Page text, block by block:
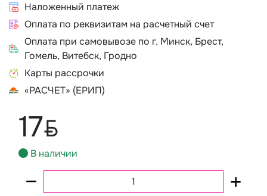
Наложенный платеж
Оплата по реквизитам на расчетный счет
Оплата при самовывозе по г. Минск, Брест,
Гомель, Витебск, Гродно
Карты рассрочки
«РАСЧЕТ» (ЕРИП)
17BYN
В наличии